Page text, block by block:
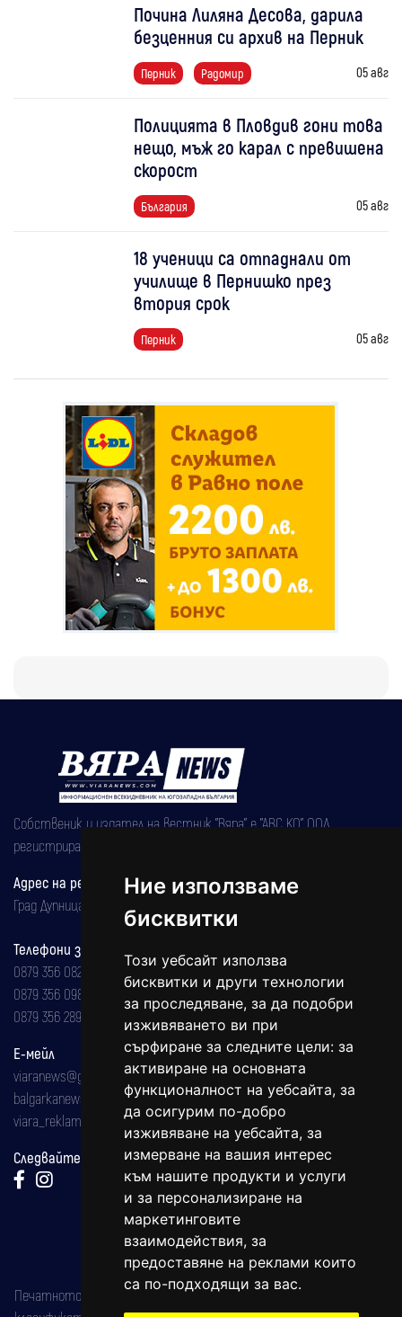
Ние използваме
бисквитки
Този уебсайт използва
бисквитки и други технологии
за проследяване, за да подобри
изживяването ви при
сърфиране за следните цели: за
активиране на основната
функционалност на уебсайта, за
да осигурим по-добро
изживяване на уебсайта, за
измерване на вашия интерес
към нашите продукти и услуги
и за персонализиране на
маркетинговите
взаимодействия, за
предоставяне на реклами които
са по-подходящи за вас.
Почина Лиляна Десова, дарила
безценния си архив на Перник
Перник Радомир 05 авг
Полицията в Пловдив гони това
нещо, мъж го карал с превишена
скорост
България 05 авг
18 ученици са отпаднали от
училище в Пернишко през
втория срок
Перник 05 авг
Собственик и издател на вестник "Вяра" е "АВС КО" ООД,
регистрирана на 08.05.2002 година.
Адрес на редакцията
Град Дупница, ул.''Христо Ботев" 43
Телефони за реклама и абонаменти
0879 356 082
0879 356 098
0879 356 289
Е-мейл
viaranews@gmail.com
balgarkanews@gmail.com
viara_reklama@mail.bg
Следвайте ни:
Печатното издание на вестника е регистрирано в националния